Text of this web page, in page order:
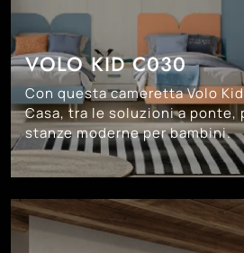
VOLO KID C030
Con questa cameretta Volo
Casa, tra le soluzioni a ponte,
stanze moderne per bambini.